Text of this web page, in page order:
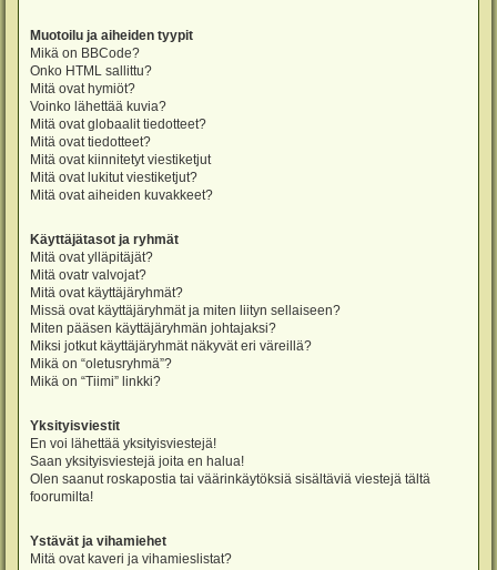
Muotoilu ja aiheiden tyypit
Mikä on BBCode?
Onko HTML sallittu?
Mitä ovat hymiöt?
Voinko lähettää kuvia?
Mitä ovat globaalit tiedotteet?
Mitä ovat tiedotteet?
Mitä ovat kiinnitetyt viestiketjut
Mitä ovat lukitut viestiketjut?
Mitä ovat aiheiden kuvakkeet?
Käyttäjätasot ja ryhmät
Mitä ovat ylläpitäjät?
Mitä ovatr valvojat?
Mitä ovat käyttäjäryhmät?
Missä ovat käyttäjäryhmät ja miten liityn sellaiseen?
Miten pääsen käyttäjäryhmän johtajaksi?
Miksi jotkut käyttäjäryhmät näkyvät eri väreillä?
Mikä on “oletusryhmä”?
Mikä on “Tiimi” linkki?
Yksityisviestit
En voi lähettää yksityisviestejä!
Saan yksityisviestejä joita en halua!
Olen saanut roskapostia tai väärinkäytöksiä sisältäviä viestejä tältä
foorumilta!
Ystävät ja vihamiehet
Mitä ovat kaveri ja vihamieslistat?